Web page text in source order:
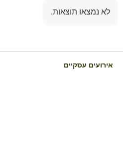
לא נמצאו תוצאות.
אירועים עסקיים